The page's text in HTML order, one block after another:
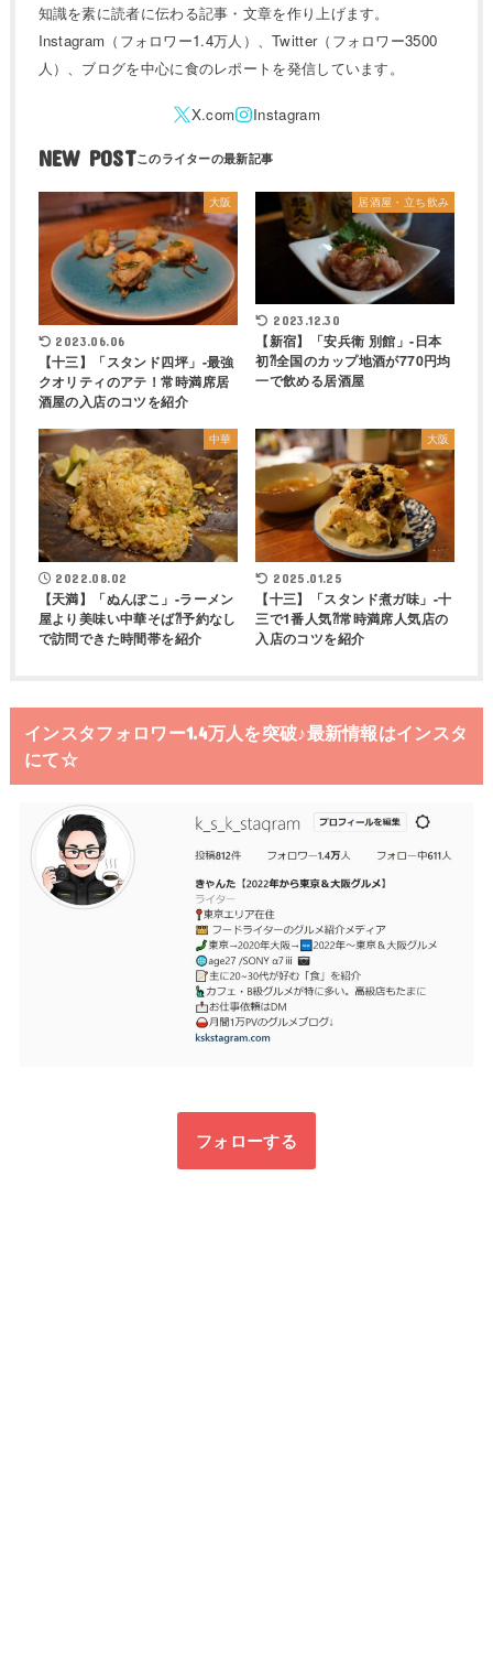
知識を素に読者に伝わる記事・文章を作り上げます。
Instagram（フォロワー1.4万人）、Twitter（フォロワー3500
人）、ブログを中心に食のレポートを発信しています。
NEW POST
大阪
2023.06.06
【十三】「スタンド四坪」-最強
クオリティのアテ！常時満席居
酒屋の入店のコツを紹介
居酒屋・立ち飲み
2023.12.30
【新宿】「安兵衛 別館」-日本
初⁈全国のカップ地酒が770円均
一で飲める居酒屋
中華
2022.08.02
【天満】「ぬんぽこ」-ラーメン
屋より美味い中華そば⁈予約なし
で訪問できた時間帯を紹介
大阪
2025.01.25
【十三】「スタンド煮ガ味」-十
三で1番人気⁈常時満席人気店の
入店のコツを紹介
インスタフォロワー1.4万人を突破♪最新情報はインスタ
にて☆
フォローする